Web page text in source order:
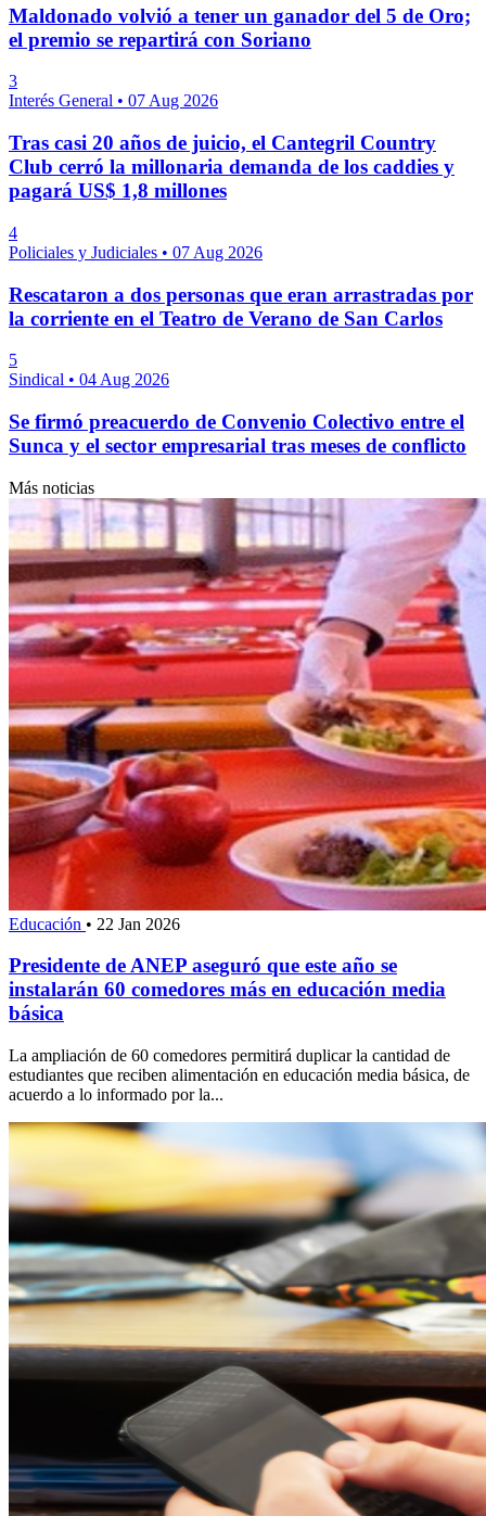
Maldonado volvió a tener un ganador del 5 de Oro;
el premio se repartirá con Soriano
3
Interés General • 07 Aug 2026
Tras casi 20 años de juicio, el Cantegril Country
Club cerró la millonaria demanda de los caddies y
pagará US$ 1,8 millones
4
Policiales y Judiciales • 07 Aug 2026
Rescataron a dos personas que eran arrastradas por
la corriente en el Teatro de Verano de San Carlos
5
Sindical • 04 Aug 2026
Se firmó preacuerdo de Convenio Colectivo entre el
Sunca y el sector empresarial tras meses de conflicto
Más noticias
Educación • 22 Jan 2026
Presidente de ANEP aseguró que este año se
instalarán 60 comedores más en educación media
básica
La ampliación de 60 comedores permitirá duplicar la cantidad de
estudiantes que reciben alimentación en educación media básica, de
acuerdo a lo informado por la...